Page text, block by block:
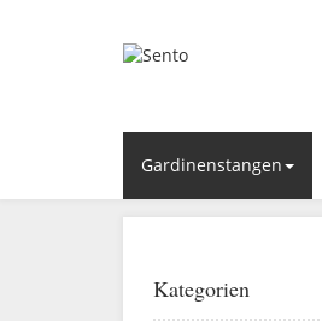
Gardinenstangen
Kategorien